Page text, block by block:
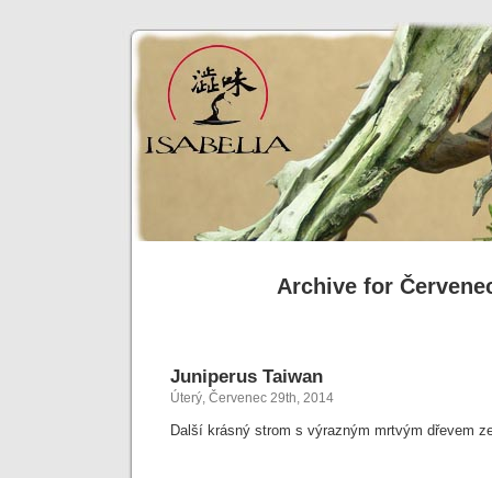
Archive for
Juniperus Taiwan
Úterý, Červenec 29th, 2014
Další krásný strom s výrazným mrtvým dřevem